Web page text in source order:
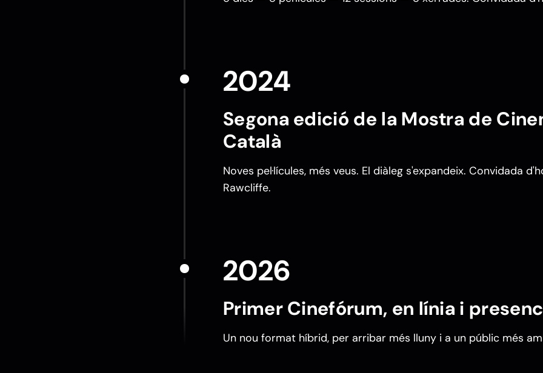
2024
Segona edició de la Mostra de
Català
Noves pel·lícules, més veus. El diàleg s'expandeix. Convidada
Rawcliffe.
2026
Primer Cinefórum, en línia i
Un nou format híbrid, per arribar més lluny i a un públic més